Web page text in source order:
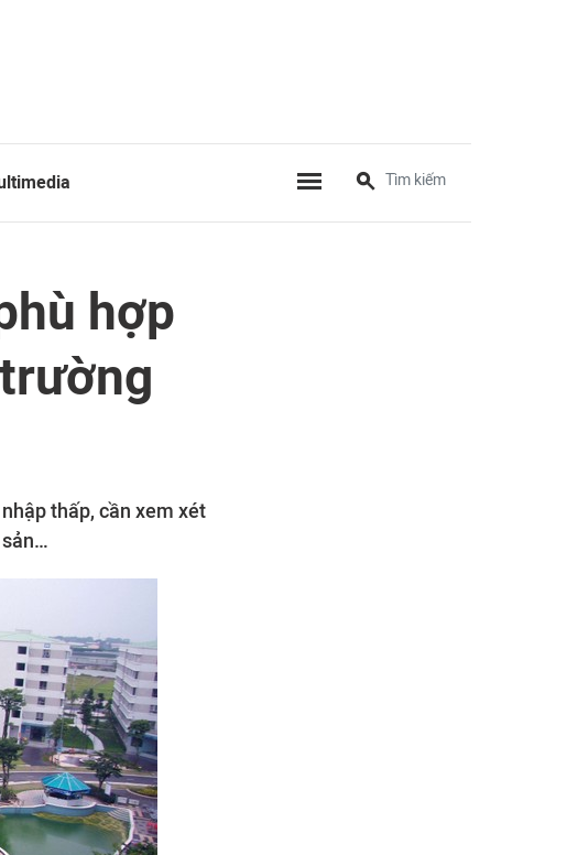
hợp
thấp, cần xem xét